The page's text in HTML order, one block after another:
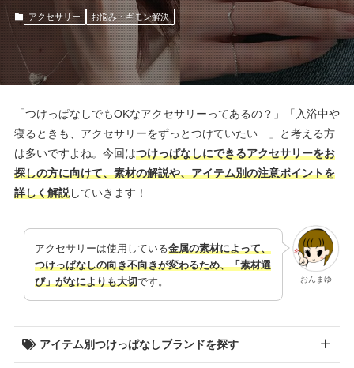
アクセサリー お悩み・ギモン解決
「つけっぱなしでもOKなアクセサリーってあるの？」「入浴中や
寝るときも、アクセサリーをずっとつけていたい…」と考える方
は多いですよね。今回はつけっぱなしにできるアクセサリーをお
探しの方に向けて、素材の解説や、アイテム別の注意ポイントを
詳しく解説していきます！
おんまゆ
アクセサリーは使用している金属の素材によって、
つけっぱなしの向き不向きが変わるため、「素材選
び」がなによりも大切です。
アイテム別つけっぱなしブランドを探す